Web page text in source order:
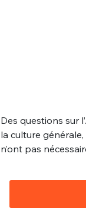
Des questions sur
la culture
n’ont pas